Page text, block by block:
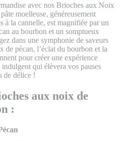
avec nos Brioches aux Noix
moelleuse, généreusement
à la cannelle, est magnifiée par un
au bourbon et un somptueux
dans une symphonie de saveurs
de pécan, l’éclat du bourbon et la
pour créer une expérience
qui élèvera vos pauses
de délice !
aux noix de
: